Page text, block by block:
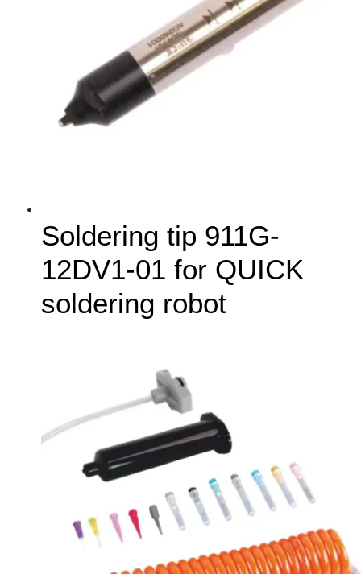
Soldering tip 911G-
12DV1-01 for QUICK
soldering robot